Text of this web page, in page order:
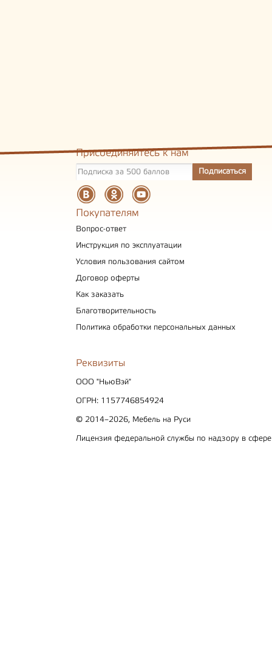
Присоединяйтесь к нам
Покупателям
Вопрос-ответ
Инструкция по эксплуатации
Условия пользования сайтом
Договор оферты
Как заказать
Благотворительность
Политика обработки персональных данных
Реквизиты
ООО "НьюВэй"
ОГРН: 1157746854924
© 2014–2026, Мебель на Руси
Лицензия федеральной службы по надзору в